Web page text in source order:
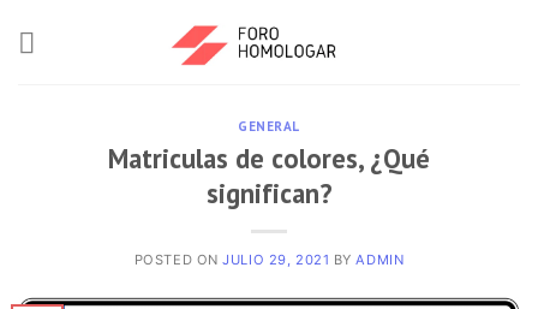
GENERAL
Matriculas de colores, ¿Qué
significan?
POSTED ONJULIO 29, 2021 BYADMIN